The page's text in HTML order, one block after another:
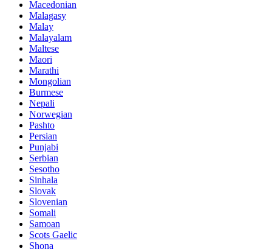
Macedonian
Malagasy
Malay
Malayalam
Maltese
Maori
Marathi
Mongolian
Burmese
Nepali
Norwegian
Pashto
Persian
Punjabi
Serbian
Sesotho
Sinhala
Slovak
Slovenian
Somali
Samoan
Scots Gaelic
Shona